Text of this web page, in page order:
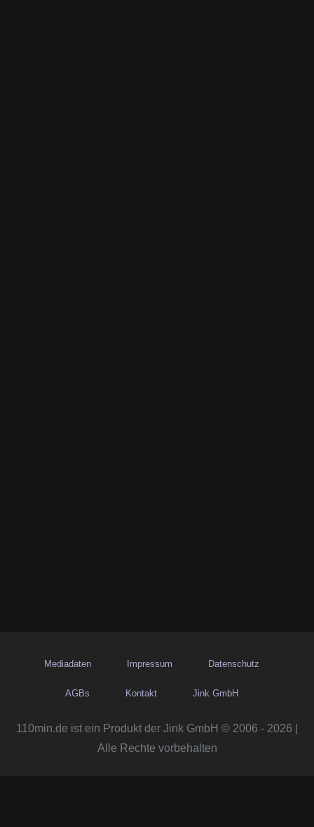
Mediadaten Impressum Datenschutz
AGBs Kontakt Jink GmbH
110min.de ist ein Produkt der Jink GmbH © 2006 - 2026 |
Alle Rechte vorbehalten